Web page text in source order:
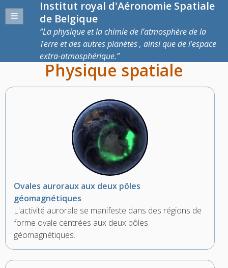
Institut royal d'Aéronomie Spatiale
de Belgique
La physique et la chimie de l’atmosphère de la
Terre et des autres planètes , ainsi que de l’espace
extra-atmosphérique.
Physique spatiale
Ovales auroraux aux deux pôles
géomagnétiques
L'activité aurorale se manifeste dans des régions de
forme ovale centrées aux deux pôles
géomagnétiques.